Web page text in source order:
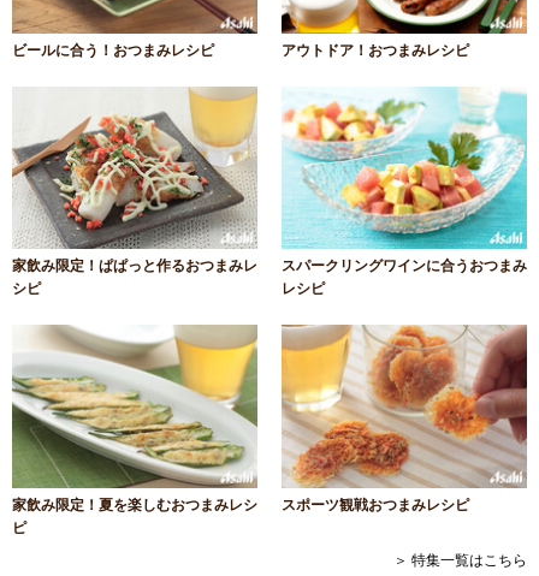
ビールに合う！おつまみレシピ アウトドア！おつまみレシピ
家飲み限定！ぱぱっと作るおつまみレ
シピ
スパークリングワインに合うおつまみ
レシピ
家飲み限定！夏を楽しむおつまみレシ
ピ
スポーツ観戦おつまみレシピ
＞ 特集一覧はこちら